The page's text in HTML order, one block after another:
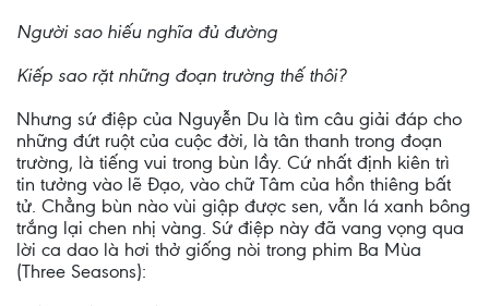
Người sao hiếu nghĩa đủ đường
Kiếp sao rặt những đoạn trường thế thôi?
Nhưng sứ điệp của Nguyễn Du là tìm câu giải đáp cho
những đứt ruột của cuộc đời, là tân thanh trong đoạn
trường, là tiếng vui trong bùn lầy. Cứ nhất định kiên trì
tin tưởng vào lẽ Đạo, vào chữ Tâm của hồn thiêng bất
tử. Chẳng bùn nào vùi giập được sen, vẫn lá xanh bông
trắng lại chen nhị vàng. Sứ điệp này đã vang vọng qua
lời ca dao là hơi thở giống nòi trong phim Ba Mùa
(Three Seasons):